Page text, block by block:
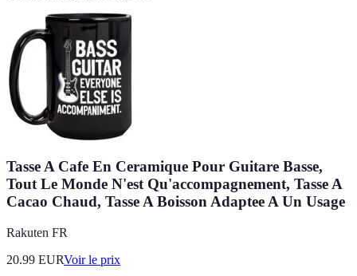
Tasse A Cafe En Ceramique Pour Guitare Basse,
Tout Le Monde N'est Qu'accompagnement, Tasse A
Cacao Chaud, Tasse A Boisson Adaptee A Un Usage
Rakuten FR
20.99 EURVoir le prix